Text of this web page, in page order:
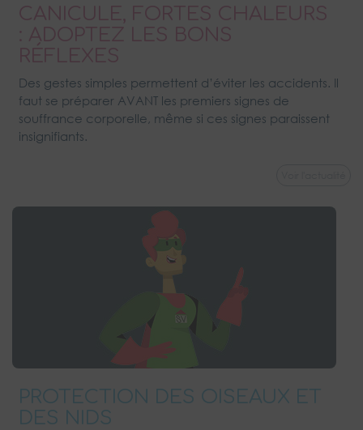
CANICULE, FORTES CHALEURS
: ADOPTEZ LES BONS
RÉFLEXES
Des gestes simples permettent d’éviter les accidents. Il
faut se préparer AVANT les premiers signes de
souffrance corporelle, même si ces signes paraissent
insignifiants.
PROTECTION DES OISEAUX ET
DES NIDS